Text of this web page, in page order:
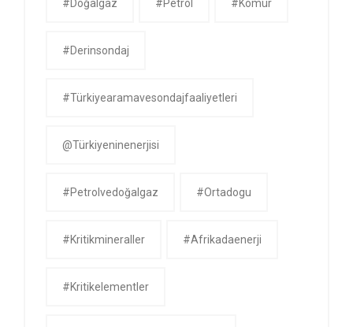
#doğalgaz #petrol #kömür
#derinsondaj
#Türkiyearamavesondajfaaliyetleri
@Türkiyeninenerjisi
#petrolvedoğalgaz #ortadogu
#kritikmineraller #afrikadaenerji
#kritikelementler